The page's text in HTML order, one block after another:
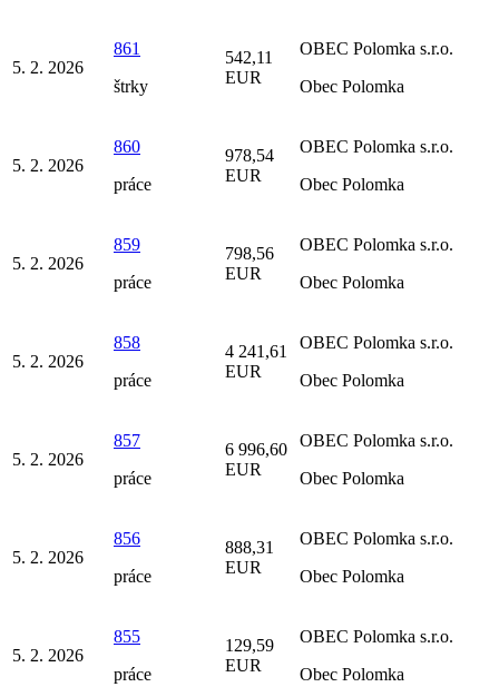
5. 2. 2026
861
štrky
542,11
EUR
OBEC Polomka s.r.o.
Obec Polomka
5. 2. 2026
860
práce
978,54
EUR
OBEC Polomka s.r.o.
Obec Polomka
5. 2. 2026
859
práce
798,56
EUR
OBEC Polomka s.r.o.
Obec Polomka
5. 2. 2026
858
práce
4 241,61
EUR
OBEC Polomka s.r.o.
Obec Polomka
5. 2. 2026
857
práce
6 996,60
EUR
OBEC Polomka s.r.o.
Obec Polomka
5. 2. 2026
856
práce
888,31
EUR
OBEC Polomka s.r.o.
Obec Polomka
5. 2. 2026
855
práce
129,59
EUR
OBEC Polomka s.r.o.
Obec Polomka